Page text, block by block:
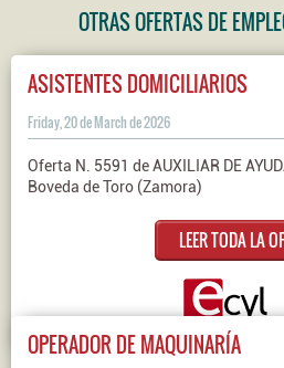
OTRAS OFERTAS DE
ASISTENTES DOMICILIARIOS
Friday, 20 de March de 2026
Oferta N. 5591 de AUXILIAR DE
Boveda de Toro (Zamora)
LEER TODA LA
OPERADOR DE MAQUINARÍA